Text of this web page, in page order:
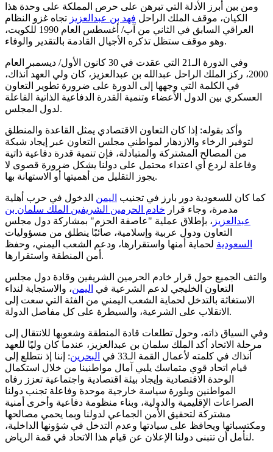
ومن بين أبرز الأدلة التي تبرهن على حرص المملكة على وحدة هذا
الكيان، موقف الملك الراحل فهد بن عبدالعزيز تجاه غزو النظام
العراقي السابق في الثاني من آب/ أغسطس العام 1990 للكويت،
وهو موقف ستظل تذكره الأجيال القادمة بالتقدير والوفاء.
وفي الدورة الـ21 التي عقدت في 30 كانون الأول/ ديسمبر العام
2000، ركز الملك الراحل عبدالله بن عبدالعزيز، كان ولي العهد آنذاك،
في الكلمة التي وجهها إلى الدورة على ضرورة تطوير التعاون
العسكري بين الدول الأعضاء وتنمية القدرة الدفاعية الذاتية الفاعلة
لدول المجلس.
وأكد بقوله: إذا كان التعاون الاقتصادي يمثل القاعدة والمنطلق
لتوفير الرخاء والازدهار لمواطني مجلس التعاون عبر إيجاد شبكة
من المصالح المشتركة والمتبادلة، فإن تنمية قدرة دفاعية ذاتية
وفاعلة لردع أي اعتداء محتمل على دولنا يشكل ضرورة قصوى لا
يجوز التقليل من أهميتها أو الاستهانة بها.
كما كان للسعودية دور بارز في تجنيب اليمن الدخول في حرب أهلية
مدمرة، وجاء قرار خادم الحرمين الشريفين الملك سلمان بن
عبدالعزيز ، بإطلاق عملية "عاصفة الحزم" بمشاركة دول مجلس
التعاون ودول عربية وإسلامية، صائبًا ينطلق من مسؤوليات
السعودية لحماية أمنها واستقرارها، ودعم الشعب اليمني، وحفظ
أمن المنطقة واستقرارها.
والتف الجميع حول قرار خادم الحرمين الشريفين وقادة دول مجلس
التعاون الخليجي لدعم الشرعية في اليمن، والاستجابة لنداء
الاستغاثة بالتدخل لحماية الشعب اليمني من الفئة التي سعت إلى
الانقلاب على الشرعية، والسيطرة على كل مفاصل الدولة.
وفي السياق ذاته، وحول تطلعات قادة المنطقة وشعوبها للانتقال إلى
مرحلة الاتحاد أكد الملك سلمان بن عبدالعزيز، عندما كان وليًا للعهد
آنذاك في كلمته لأعمال القمة الـ33 في
البحرين: إننا إذ نتطلع إلى
قيام اتحاد قوي متماسك يلبي آمال مواطنينا من خلال استكمال
الوحدة الاقتصادية وإيجاد بيئة اقتصادية واجتماعية تعزز رفاه
المواطنين وبلورة سياسة خارجية موحدة وفاعلة تجنب دولنا
الصراعات الإقليمية والدولية، وبناء منظومة دفاعية وأخرى أمنية
مشتركة لتحقيق الأمن الجماعي لدولنا وبما يحمي مصالحها
ومكتسباتها ويحافظ على سيادتها وعدم التدخل في شؤونها الداخلية،
لنأمل أن تتبنى دولنا الإعلان عن قيام هذا الاتحاد في قمة الرياض.